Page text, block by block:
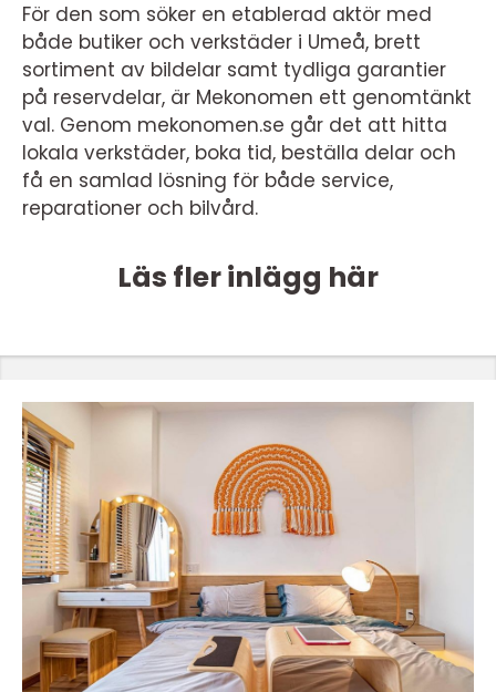
För den som söker en etablerad aktör med
både butiker och verkstäder i Umeå, brett
sortiment av bildelar samt tydliga garantier
på reservdelar, är Mekonomen ett genomtänkt
val. Genom mekonomen.se går det att hitta
lokala verkstäder, boka tid, beställa delar och
få en samlad lösning för både service,
reparationer och bilvård.
Läs fler inlägg här